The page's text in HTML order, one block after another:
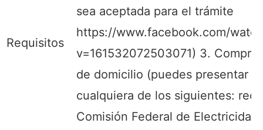
Requisitos
sea aceptada para el trámite
https://www.facebook.com/
v=161532072503071) 3.
de domicilio (puedes presentar
cualquiera de los siguientes:
Comisión Federal de Electricidad,